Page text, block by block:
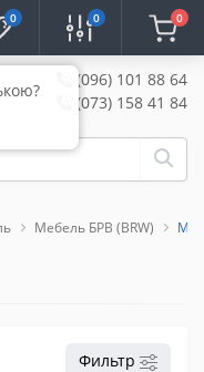
0 0 0
(096) 101 88 64
(073) 158 41 84
Мебель БРВ (BRW)
Фильтр